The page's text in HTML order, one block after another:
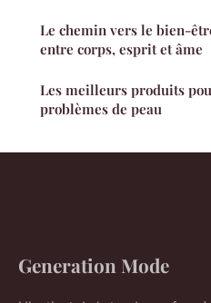
Le chemin vers le bien-
entre corps, esprit et âme
Les meilleurs produits
problèmes de peau
Generation Mode